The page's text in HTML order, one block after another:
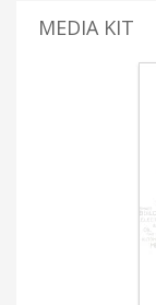
MEDIA KIT